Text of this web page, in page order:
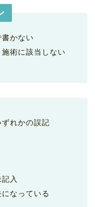
かない
術に該当しない
れかの誤記
入
なっている